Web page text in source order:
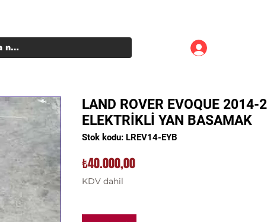
LAND ROVER EVOQUE 2014-
ELEKTRİKLİ YAN BASAMAK
Stok kodu: LREV14-EYB
₺40.000,00Fiyat
KDV dahil